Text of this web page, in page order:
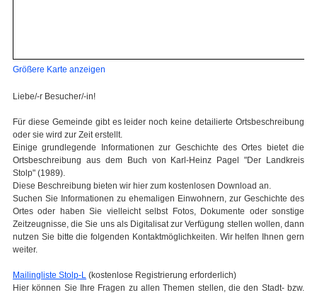
Größere Karte anzeigen
Liebe/-r Besucher/-in!
Für diese Gemeinde gibt es leider noch keine detailierte Ortsbeschreibung
oder sie wird zur Zeit erstellt.
Einige grundlegende Informationen zur Geschichte des Ortes bietet die
Ortsbeschreibung aus dem Buch von Karl-Heinz Pagel "Der Landkreis
Stolp" (1989).
Diese Beschreibung bieten wir hier zum kostenlosen Download an.
Suchen Sie Informationen zu ehemaligen Einwohnern, zur Geschichte des
Ortes oder haben Sie vielleicht selbst Fotos, Dokumente oder sonstige
Zeitzeugnisse, die Sie uns als Digitalisat zur Verfügung stellen wollen, dann
nutzen Sie bitte die folgenden Kontaktmöglichkeiten. Wir helfen Ihnen gern
weiter.
Mailingliste Stolp-L (kostenlose Registrierung erforderlich)
Hier können Sie Ihre Fragen zu allen Themen stellen, die den Stadt- bzw.